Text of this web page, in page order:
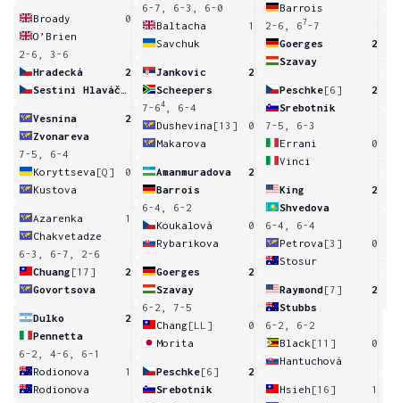
Broady
0
O’Brien
2-6, 3-6
Hradecká
2
Vesnina
2
Zvonareva
7-5, 6-4
Koryttseva [Q]
0
Kustova
Azarenka
1
Chakvetadze
6-3, 6-7, 2-6
Chuang [17]
2
Govortsova
Dulko
2
Pennetta
6-2, 4-6, 6-1
Rodionova
1
Rodionova
6-7, 6-3, 6-0
Baltacha
1
Savchuk
Jankovic
2
Scheepers
7-64
, 6-4
Dushevina [13]
0
Makarova
Amanmuradova
2
Barrois
6-4, 6-2
Koukalová
0
Rybarikova
Goerges
2
Szavay
6-2, 7-5
Chang[LL]
0
Morita
Peschke[6]
2
Srebotnik
Barrois
2-6, 67-7
Goerges
2
Szavay
Peschke[6]
2
Srebotnik
7-5, 6-3
Errani
0
Vinci
King
2
Shvedova
6-4, 6-4
Petrova [3]
0
Stosur
Raymond[7]
2
Stubbs
6-2, 6-2
Black [11]
0
Hantuchová
Hsieh [16]
1